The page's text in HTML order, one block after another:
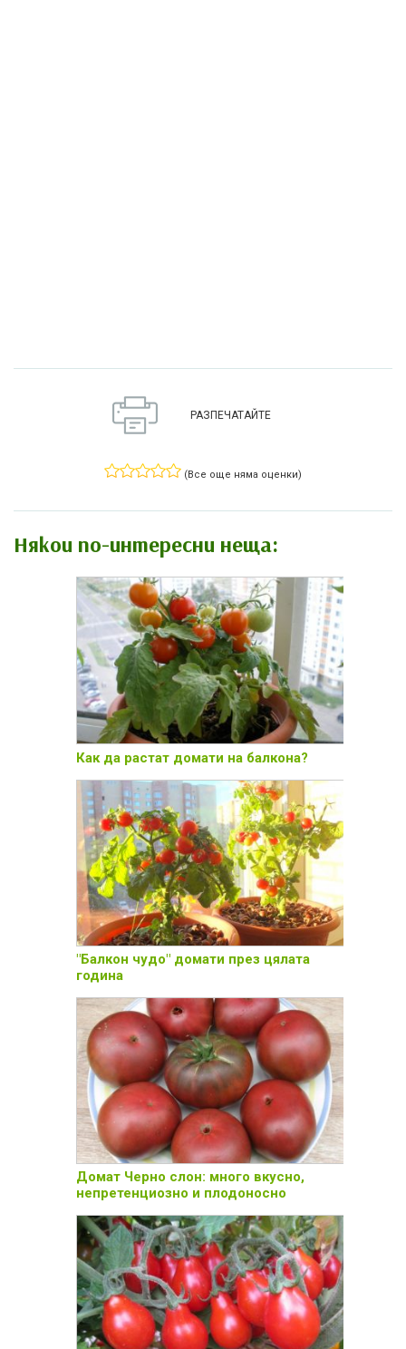
РАЗПЕЧАТАЙТЕ
(Все още няма оценки)
Някои по-интересни неща:
Как да растат домати на балкона?
"Балкон чудо" домати през цялата
година
Домат Черно слон: много вкусно,
непретенциозно и плодоносно